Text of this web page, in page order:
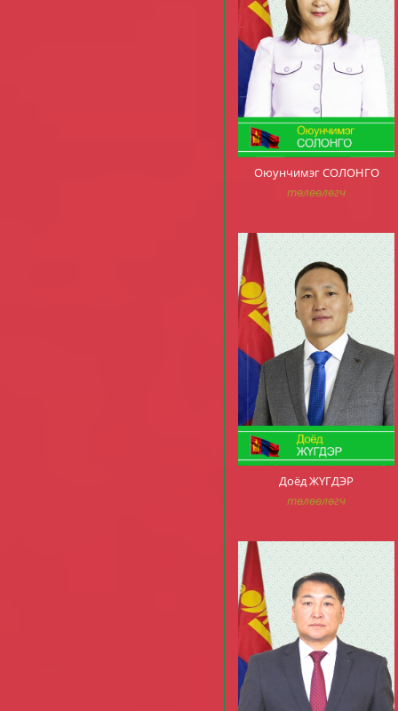
Оюунчимэг СОЛОНГО
төлөөлөгч
Доёд ЖҮГДЭР
төлөөлөгч